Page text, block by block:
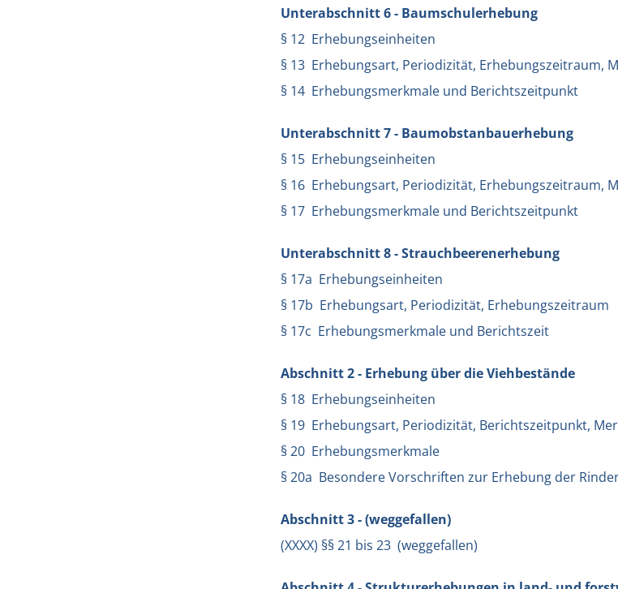
Unterabschnitt 6 - Baumschulerhebung
§ 12 Erhebungseinheiten
§ 13 Erhebungsart, Periodizität, Erhebungszeitraum,
§ 14 Erhebungsmerkmale und Berichtszeitpunkt
Unterabschnitt 7 - Baumobstanbauerhebung
§ 15 Erhebungseinheiten
§ 16 Erhebungsart, Periodizität, Erhebungszeitraum,
§ 17 Erhebungsmerkmale und Berichtszeitpunkt
Unterabschnitt 8 - Strauchbeerenerhebung
§ 17a Erhebungseinheiten
§ 17b Erhebungsart, Periodizität, Erhebungszeitraum
§ 17c Erhebungsmerkmale und Berichtszeit
Abschnitt 2 - Erhebung über die Viehbestände
§ 18 Erhebungseinheiten
§ 19 Erhebungsart, Periodizität, Berichtszeitpunkt,
§ 20 Erhebungsmerkmale
§ 20a Besondere Vorschriften zur Erhebung der
Abschnitt 3 - (weggefallen)
(XXXX) §§ 21 bis 23 (weggefallen)